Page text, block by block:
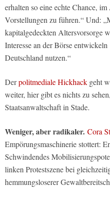
erhalten so eine echte Chance,
Vorstellungen zu führen.“ Und:
kapitalgedeckten Altersvorsorge
Interesse an der Börse
Deutschland nutzen.“
Derpolitmediale Hickhack geht
weiter, hier gibt es nichts zu
Staatsanwaltschaft in Stade.
Weniger, aber radikaler. Cora
Empörungsmaschinerie stottert:
Schwindendes
linken Protestszene bei
hemmungsloserer